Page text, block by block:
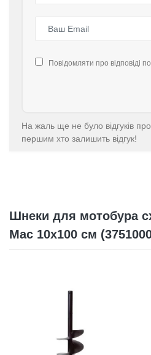
Повідомляти про відповіді
На жаль ще не було відгуків
першим хто залишить відгук!
Шнеки для мотобура
Mac 10х100 см